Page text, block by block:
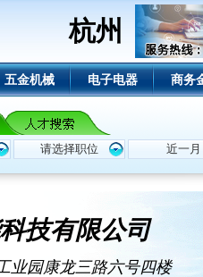
杭州
五金机械 电子电器 商务
技有限公司
业园康龙三路六号四楼